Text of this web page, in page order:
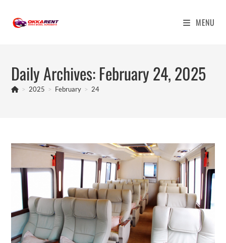
content
MENU
Daily Archives: February 24, 2025
> 2025 > February > 24